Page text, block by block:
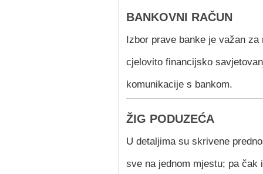
BANKOVNI RAČUN
Izbor prave banke je važan
cjelovito financijsko
komunikacije s bankom.
ŽIG PODUZEĆA
U detaljima su skrivene
sve na jednom mjestu; pa čak